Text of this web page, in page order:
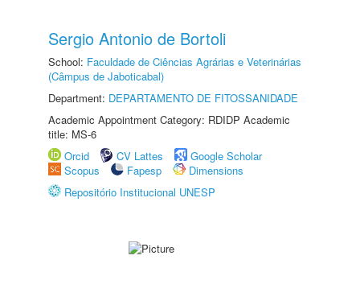
Sergio Antonio de Bortoli
School: Faculdade de Ciências Agrárias e Veterinárias
(Câmpus de Jaboticabal)
Department: DEPARTAMENTO DE FITOSSANIDADE
Academic Appointment Category: RDIDP Academic
title: MS-6
Orcid
CV Lattes
Google Scholar
Scopus
Fapesp
Dimensions
Repositório Institucional UNESP